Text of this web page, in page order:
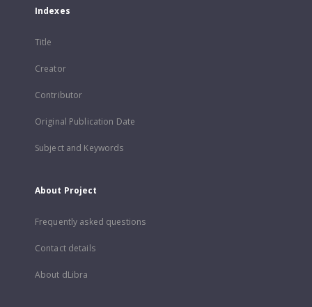
Indexes
Title
Creator
Contributor
Original Publication Date
Subject and Keywords
About Project
Frequently asked questions
Contact details
About dLibra